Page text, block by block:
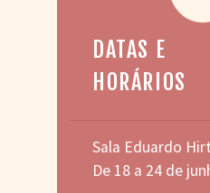
DATAS E
HORÁRIOS
Sala Eduardo
De 18 a 24 de